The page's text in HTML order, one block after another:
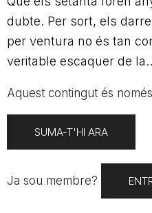
dubte. Per sort, els
per ventura no és tan
veritable escaquer de
Aquest contingut és
SUMA-T'HI ARA
Ja sou membre?